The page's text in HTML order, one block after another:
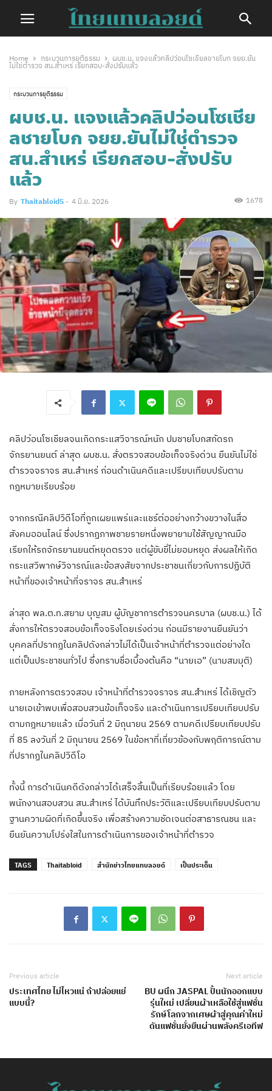
Home กระบวนการยุติธรรม
ผบช.น. แจงแล้วคลิปว่อนโซเชียลชายโบก จยย.ยัน
ไม่ใช่ตำรวจ สน.สำเหร่ เรียกสอบ-สั่งปรับแล้ว
กระบวนการยุติธรรม
ผบช.น. แจงแล้วคลิปว่อนโซเชีย
ลชายโบก จยย.ยันไม่ใช่ตำรวจ
สน.สำเหร่ เรียกสอบ-สั่งปรับ
แล้ว
By Thaitabloid5 - 4 มิ.ย. 2026 1678
คลิปว่อนโซเชียลจนเกิดกระแสวิจารณ์หนัก ปมชายโบกสกัดรถ
จักรยานยนต์ ล่าสุด ผบช.น. สั่งตรวจสอบข้อเท็จจริงด่วน ยืนยันไม่ใช่
ตำรวจจราจร สน.สำเหร่ ก่อนดำเนินคดีและเปรียบเทียบปรับตาม
กฎหมายเรียบร้อย
จากกรณีคลิปวิดีโอที่ถูกเผยแพร่และแชร์ต่ออย่างกว้างขวางในสื่อ
สังคมออนไลน์ ซึ่งปรากฏภาพชายรายหนึ่งพยายามใช้สัญญาณมือ
เรียกให้รถจักรยานยนต์หยุดตรวจ แต่ผู้ขับขี่ไม่ยอมหยุด ส่งผลให้เกิด
กระแสวิพากษ์วิจารณ์และข้อสงสัยจากประชาชนเกี่ยวกับการปฏิบัติ
หน้าที่ของเจ้าหน้าที่จราจร สน.สำเหร่
ล่าสุด พล.ต.ท.สยาม บุญสม ผู้บัญชาการตำรวจนครบาล (ผบช.น.) ได้
สั่งการให้ตรวจสอบข้อเท็จจริงโดยเร่งด่วน ก่อนมีรายงานยืนยันว่า
บุคคลที่ปรากฏในคลิปดังกล่าวไม่ได้เป็นเจ้าหน้าที่ตำรวจแต่อย่างใด
แต่เป็นประชาชนทั่วไป ซึ่งทราบชื่อเบื้องต้นคือ “นายเอ” (นามสมมุติ)
ภายหลังการตรวจสอบ เจ้าหน้าที่ตำรวจจราจร สน.สำเหร่ ได้เชิญตัว
นายเอเข้าพบเพื่อสอบสวนข้อเท็จจริง และดำเนินการเปรียบเทียบปรับ
ตามกฎหมายแล้ว เมื่อวันที่ 2 มิถุนายน 2569 ตามคดีเปรียบเทียบปรับ
ที่ 85 ลงวันที่ 2 มิถุนายน 2569 ในข้อหาที่เกี่ยวข้องกับพฤติการณ์ตาม
ที่ปรากฏในคลิปวิดีโอ
ทั้งนี้ การดำเนินคดีดังกล่าวได้เสร็จสิ้นเป็นที่เรียบร้อยแล้ว โดย
พนักงานสอบสวน สน.สำเหร่ ได้บันทึกประวัติและเปรียบเทียบปรับตาม
ฐานความผิดที่เกิดขึ้นจริง เพื่อสร้างความชัดเจนต่อสาธารณชน และ
ยืนยันความโปร่งใสในการดำเนินการของเจ้าหน้าที่ตำรวจ
TAGS Thaitabloid สำนักข่าวไทยแทบลอยด์ เป็นประเด็น
Previous article
ประเทศไทย ไม่ไหวแน่ ถ้าปล่อยแย่
แบบนี้?
Next article
BU ผนึก JASPAL ปั้นนักออกแบบ
รุ่นใหม่ เปลี่ยนผ้าเหลือใช้สู่แฟชั่น
รักษ์โลกจากเศษผ้าสู่คุณค่าใหม่
ดันแฟชั่นยั่งยืนผ่านพลังครีเอทีฟ